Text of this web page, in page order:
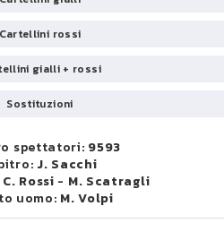
Cartellini rossi
gialli + rossi
Sostituzioni
spettatori: 9593
J. Sacchi
C. Rossi - M. Scatragli
uomo: M. Volpi
61 3